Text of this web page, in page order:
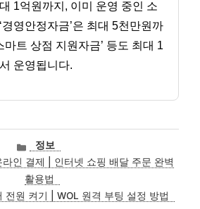
1억원까지, 이미 운영 중인 소
영안정자금’은 최대 5천만원까
마트 상점 지원자금’ 등도 최대 1
운영됩니다.
카
테
고
리
정보
인 결제 | 인터넷 쇼핑 배달 주문 완벽
활용법
전원 켜기 | WOL 원격 부팅 설정 방법